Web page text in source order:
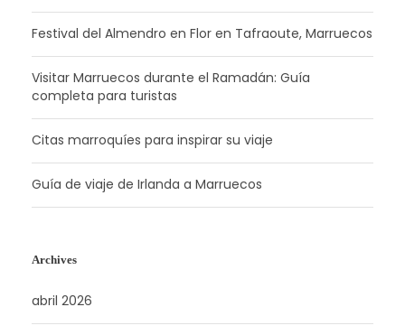
Festival del Almendro en Flor en Tafraoute, Marruecos
Visitar Marruecos durante el Ramadán: Guía
completa para turistas
Citas marroquíes para inspirar su viaje
Guía de viaje de Irlanda a Marruecos
Archives
abril 2026